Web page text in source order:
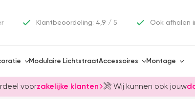
Klantbeoordeling: 4,9 / 5 Ook afhalen
Modulaire LichtstraatAccessoires Montage
voorzakelijke klanten Wij kunnen ook jouw